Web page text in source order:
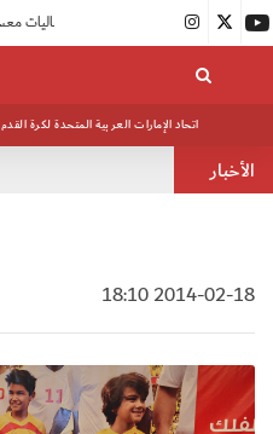
اتحاد الإمارات العربية المتحدة لكرة القدم
الأخبار
2014-02-18 18:10